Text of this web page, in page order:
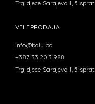
Trg djece Sarajeva 1, 5 sprat.
VELEPRODAJA
info@balu.ba
+387 33 203 988
Trg djece Sarajeva 1, 5 sprat.